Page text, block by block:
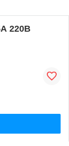
220В